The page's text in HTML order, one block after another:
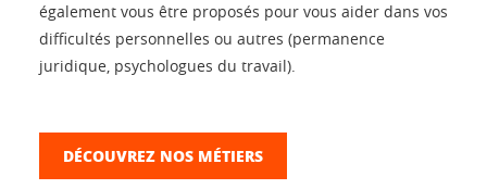
également vous être proposés pour vous aider dans vos
difficultés personnelles ou autres (permanence
juridique, psychologues du travail).
DÉCOUVREZ NOS MÉTIERS